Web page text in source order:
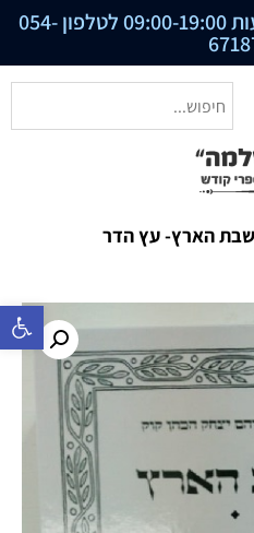
פתח סרגל
054-
הארץ- עץ הדר